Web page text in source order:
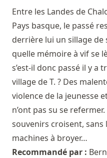
Entre les Landes de
Pays basque, le passé
derrière lui un sillage de
quelle mémoire à vif se
s’est-il donc passé il y a
village de T. ? Des
violence de la jeunesse
n’ont pas su se
souvenirs croisent, sans
machines à broyer…
Recommandé par :